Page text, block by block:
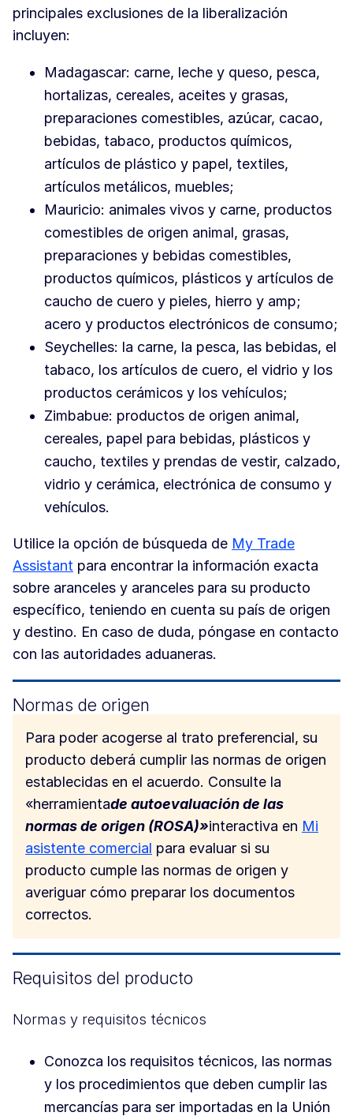
principales exclusiones de la liberalización
incluyen:
Madagascar: carne, leche y queso, pesca,
hortalizas, cereales, aceites y grasas,
preparaciones comestibles, azúcar, cacao,
bebidas, tabaco, productos químicos,
artículos de plástico y papel, textiles,
artículos metálicos, muebles;
Mauricio: animales vivos y carne, productos
comestibles de origen animal, grasas,
preparaciones y bebidas comestibles,
productos químicos, plásticos y artículos de
caucho de cuero y pieles, hierro y amp;
acero y productos electrónicos de consumo;
Seychelles: la carne, la pesca, las bebidas, el
tabaco, los artículos de cuero, el vidrio y los
productos cerámicos y los vehículos;
Zimbabue: productos de origen animal,
cereales, papel para bebidas, plásticos y
caucho, textiles y prendas de vestir, calzado,
vidrio y cerámica, electrónica de consumo y
vehículos.
Utilice la opción de búsqueda de My Trade
Assistant para encontrar la información exacta
sobre aranceles y aranceles para su producto
específico, teniendo en cuenta su país de origen
y destino. En caso de duda, póngase en contacto
con las autoridades aduaneras.
Normas de origen
Para poder acogerse al trato preferencial, su
producto deberá cumplir las normas de origen
establecidas en el acuerdo. Consulte la
«herramientade autoevaluación de las
normas de origen (ROSA)»interactiva en Mi
asistente comercial para evaluar si su
producto cumple las normas de origen y
averiguar cómo preparar los documentos
correctos.
Requisitos del producto
Normas y requisitos técnicos
Conozca los requisitos técnicos, las normas
y los procedimientos que deben cumplir las
mercancías para ser importadas en la Unión